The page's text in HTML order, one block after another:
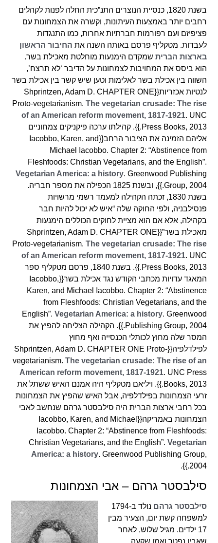
בשנת 1820, כנסיית הנוצרים התנ”כית החלה לפנות לקהלים
רחבים יותר באמצעות העיתונות, וקשרה את הצמחונות עם
פציפיזם ועם רפורמות חברתיות אחרות, כמו התנגדות
לעבדות. מטקליף פרסם באותה השנה את החיבור הראשון
בארצות הברית שמקדם הימנעות מוחלטת מאכילת בשר.
הוא ביסס את המחויבות לצמחונות על הדיבר ‘לא תרצח’,
השווה בין אכילת בשר לאלימות וטען שיש קשר בין אכילת בשר
לנטיות אכזריות{{Shprintzen, Adam D. CHAPTER ONE
Proto-vegetarianism. The vegetarian crusade: The rise
of an American reform movement, 1817-1921. UNC
Press Books, 2013.}}. קהילתו ערכה פיקניקים צמחוניים
אליהם הזמינה את הציבור הרחב{{Iacobbo, Karen, and
Michael Iacobbo. Chapter 2: “Abstinence from
Fleshfoods: Christian Vegetarians, and the English”.
Vegetarian America: a history. Greenwood Publishing
Group, 2004.}}, ובשנת 1825 הכפילה את מספר חבריה.
בשנת 1830, זכתה הקהילה למעמד רשמי מרשויות
פנסילבניה, ולפי החוקה שלה “איש לא יכול להיות חבר
בקהילה, אלא אם הוא מציית לחוקים הכוללים הימנעות
מאכילת בשר”{{Shprintzen, Adam D. CHAPTER ONE
Proto-vegetarianism. The vegetarian crusade: The rise
of an American reform movement, 1817-1921. UNC
Press Books, 2013.}}. בשנת 1840, פרסם מטקליף ספר
המאגד עדויות מכתבי הקודש נגד אכילת בשר{{Iacobbo,
Karen, and Michael Iacobbo. Chapter 2: “Abstinence
from Fleshfoods: Christian Vegetarians, and the
English”. Vegetarian America: a history. Greenwood
Publishing Group, 2004.}}. הקהילה הצליחה להפיץ את
המסר שלה מחוץ לכותלי הכנסייה ואף מחוץ
לפילדלפיה{{Shprintzen, Adam D. CHAPTER ONE Proto-
vegetarianism. The vegetarian crusade: The rise of an
American reform movement, 1817-1921. UNC Press
Books, 2013.}}. ויליאם מטקליף היה אמנם האיש ששתל את
זרעי הצמחונות בפילדלפיה, אבל האיש שהפיץ את הצמחונות
בכל רחבי ארצות הברית היה סילבסטר גרהם שנחשב לאבי
הצמחונות באמריקה{{Iacobbo, Karen, and Michael
Iacobbo. Chapter 2: “Abstinence from Fleshfoods:
Christian Vegetarians, and the English”. Vegetarian
America: a history. Greenwood Publishing Group,
2004.}}.
סילבסטר גרהם – אבי הצמחונות
סילבסטר גרהם
נולד ב-1794
למשפחה קשת יום, הצעיר מבין
17 ילדים. מגיל שלוש, לאחר
שאביו נפטר ואמו שקעה